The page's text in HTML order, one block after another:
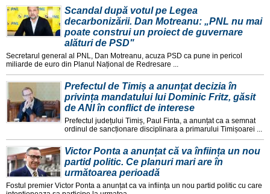
Scandal după votul pe Legea
decarbonizării. Dan Motreanu: „PNL nu mai
poate construi un proiect de guvernare
alături de PSD"
Secretarul general al PNL, Dan Motreanu, acuza PSD ca pune in pericol
miliarde de euro din Planul Național de Redresare ...
Prefectul de Timiș a anunțat decizia în
privința mandatului lui Dominic Fritz, găsit
de ANI în conflict de interese
Prefectul județului Timiș, Paul Finta, a anunțat ca a semnat
ordinul de sancționare disciplinara a primarului Timișoarei ...
Victor Ponta a anunțat că va înființa un nou
partid politic. Ce planuri mari are în
următoarea perioadă
Fostul premier Victor Ponta a anunțat ca va inființa un nou partid politic cu care